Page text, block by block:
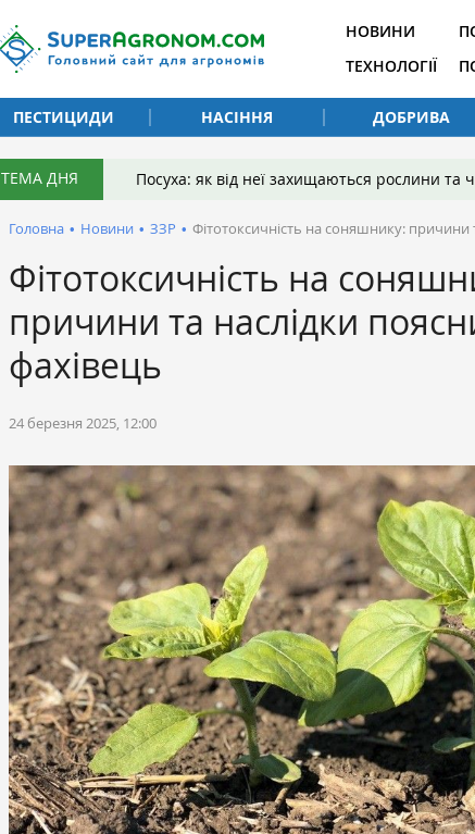
НОВИНИ
ТЕХНОЛОГІЇ
ПЕСТИЦИДИ
НАСІННЯ ДОБРИВА
ТЕМА ДНЯ Посуха: як від неї захищаються рослини
Головна • Новини • ЗЗР • Фітотоксичність на соняшнику: причини
Фітотоксичність на
причини та наслідки
фахівець
24 березня 2025, 12:00